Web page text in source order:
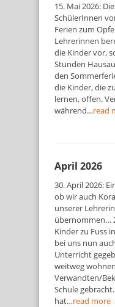
15. Mai 2026:
SchülerInnen
Ferien zum
Lehrerinnen
die Kinder vor,
Stunden
den
die Kinder, die
lernen, offen.
während…read
April 2026
30. April 2026:
ob wir auch
unserer
übernommen…
Kinder zu Fuss
bei uns nun
Unterricht
weitweg
Verwandten/
Schule
hat…read more